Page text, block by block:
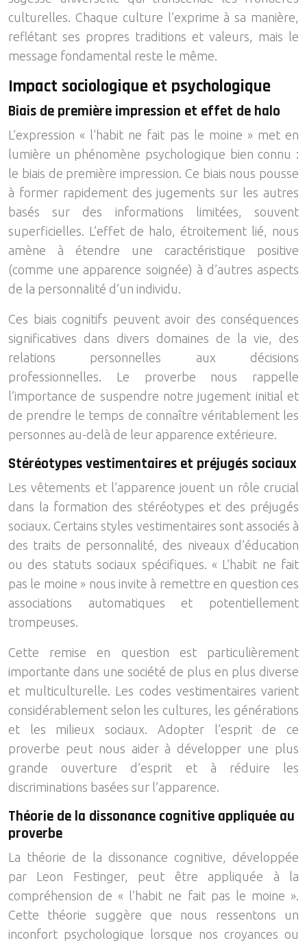
culturelles. Chaque culture l’exprime à sa manière,
reflétant ses propres traditions et valeurs, mais le
message fondamental reste le même.
Impact sociologique et psychologique
Biais de première impression et effet de halo
L’expression « l’habit ne fait pas le moine » met en
lumière un phénomène psychologique bien connu :
le biais de première impression. Ce biais nous pousse
à former rapidement des jugements sur les autres
basés sur des informations limitées, souvent
superficielles. L’effet de halo, étroitement lié, nous
amène à étendre une caractéristique positive
(comme une apparence soignée) à d’autres aspects
de la personnalité d’un individu.
Ces biais cognitifs peuvent avoir des conséquences
significatives dans divers domaines de la vie, des
relations personnelles aux décisions
professionnelles. Le proverbe nous rappelle
l’importance de suspendre notre jugement initial et
de prendre le temps de connaître véritablement les
personnes au-delà de leur apparence extérieure.
Stéréotypes vestimentaires et préjugés sociaux
Les vêtements et l’apparence jouent un rôle crucial
dans la formation des stéréotypes et des préjugés
sociaux. Certains styles vestimentaires sont associés à
des traits de personnalité, des niveaux d’éducation
ou des statuts sociaux spécifiques. « L’habit ne fait
pas le moine » nous invite à remettre en question ces
associations automatiques et potentiellement
trompeuses.
Cette remise en question est particulièrement
importante dans une société de plus en plus diverse
et multiculturelle. Les codes vestimentaires varient
considérablement selon les cultures, les générations
et les milieux sociaux. Adopter l’esprit de ce
proverbe peut nous aider à développer une plus
grande ouverture d’esprit et à réduire les
discriminations basées sur l’apparence.
Théorie de la dissonance cognitive appliquée au
proverbe
La théorie de la dissonance cognitive, développée
par Leon Festinger, peut être appliquée à la
compréhension de « l’habit ne fait pas le moine ».
Cette théorie suggère que nous ressentons un
inconfort psychologique lorsque nos croyances ou